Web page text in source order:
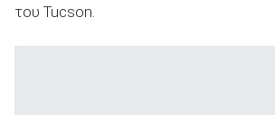
του Tucson.